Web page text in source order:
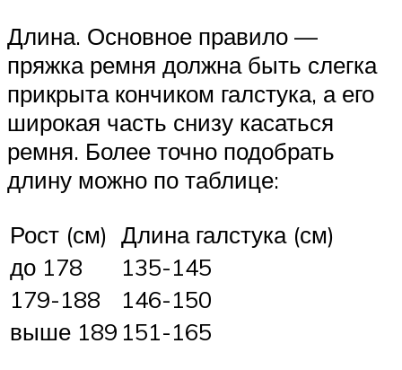
Длина. Основное правило —
пряжка ремня должна быть слегка
прикрыта кончиком галстука, а его
широкая часть снизу касаться
ремня. Более точно подобрать
длину можно по таблице:
Рост (см) Длина галстука (см)
до 178
135-145
179-188
146-150
выше 189 151-165